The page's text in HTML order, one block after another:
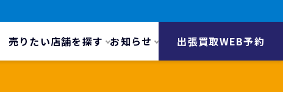
売りたい店舗を探す お知らせ 出張買取WEB予約